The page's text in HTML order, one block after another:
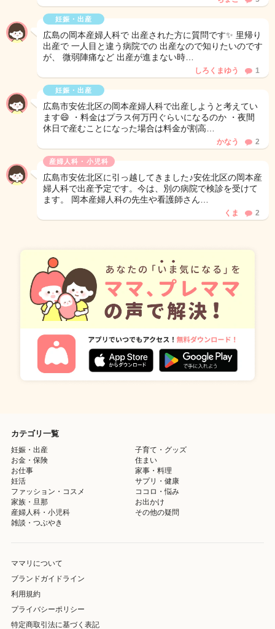
妊娠・出産
広島の岡本産婦人科で 出産された方に質問です✨ 里帰り
出産で 一人目と違う病院での 出産なので知りたいのです
が、 微弱陣痛など 出産が進まない時…
しろくまゆう 1
妊娠・出産
広島市安佐北区の岡本産婦人科で出産しようと考えてい
ます😄 ・料金はプラス何万円ぐらいになるのか ・夜間
休日で産むことになった場合は料金が割高…
かなう 2
産婦人科・小児科
広島市安佐北区に引っ越してきました♪安佐北区の岡本産
婦人科で出産予定です。今は、別の病院で検診を受けて
ます。 岡本産婦人科の先生や看護師さん…
くま 2
カテゴリ一覧
妊娠・出産
子育て・グッズ
お金・保険
住まい
お仕事
家事・料理
妊活
サプリ・健康
ファッション・コスメ
ココロ・悩み
家族・旦那
お出かけ
産婦人科・小児科
その他の疑問
雑談・つぶやき
ママリについて
ブランドガイドライン
利用規約
プライバシーポリシー
特定商取引法に基づく表記